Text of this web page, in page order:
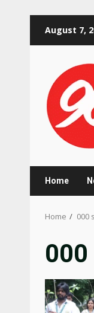
August 7,
Home
Home 000
000